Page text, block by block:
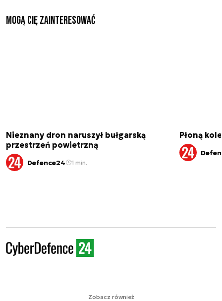
Mogą Cię zainteresować
Nieznany dron naruszył bułgarską
przestrzeń powietrzną
Defence24 1 min.
Płoną
Zobacz również